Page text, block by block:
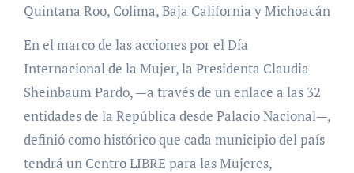
Quintana Roo, Colima, Baja California y Michoacán
En el marco de las acciones por el Día
Internacional de la Mujer, la Presidenta Claudia
Sheinbaum Pardo, —a través de un enlace a las 32
entidades de la República desde Palacio Nacional—,
definió como histórico que cada municipio del país
tendrá un Centro LIBRE para las Mujeres,